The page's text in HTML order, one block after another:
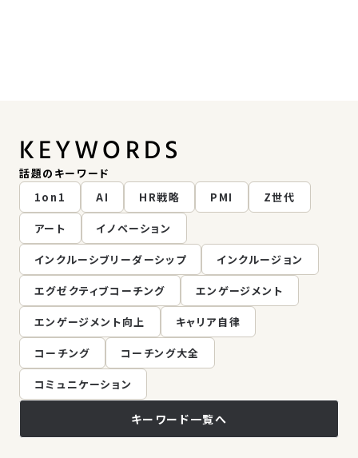
KEYWORDS
話題のキーワード
1on1
AI HR戦略 PMI Z世代
アート イノベーション
インクルーシブリーダーシップ インクルージョン
エグゼクティブコーチング エンゲージメント
エンゲージメント向上 キャリア自律
コーチング コーチング大全
コミュニケーション
キーワード一覧へ